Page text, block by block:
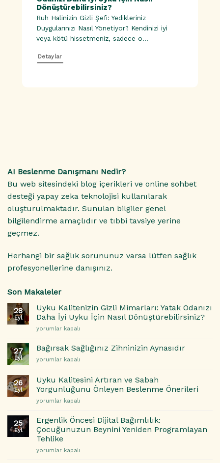
Dönüştürebilirsiniz?
Ruh Halinizin Gizli Şefi: Yedikleriniz
Duygularınızı Nasıl Yönetiyor? Kendinizi iyi
veya kötü hissetmeniz, sadece o...
Detaylar
AI Beslenme Danışmanı Nedir?
Bu web sitesindeki blog içerikleri ve online sohbet
desteği yapay zeka teknolojisi kullanılarak
oluşturulmaktadır. Sunulan bilgiler genel
bilgilendirme amaçlıdır ve tıbbi tavsiye yerine
geçmez.
Herhangi bir sağlık sorununuz varsa lütfen sağlık
profesyonellerine danışınız.
Son Makaleler
28
Eyl
Uyku Kalitenizin Gizli Mimarları: Yatak Odanızı
Daha İyi Uyku İçin Nasıl Dönüştürebilirsiniz?
Uyku
Gizli
Mimarları:
Yatak
Daha
İyi
Uyku
İçin
Dönüştürebilirsiniz?
için
yorumlar kapalı
27
Eyl
Bağırsak Sağlığınız Zihninizin Aynasıdır
Bağırsak
Zihninizin
Aynasıdır
için
yorumlar kapalı
26
Eyl
Uyku Kalitesini Artıran ve Sabah
Yorgunluğunu Önleyen Beslenme Önerileri
Uyku
Artıran
Sabah
Yorgunluğunu
Önleyen
yorumlar kapalı
25
Eyl
Ergenlik Öncesi Dijital Bağımlılık:
Çocuğunuzun Beynini Yeniden Programlayan
Tehlike
Ergenlik
yorumlar kapalı